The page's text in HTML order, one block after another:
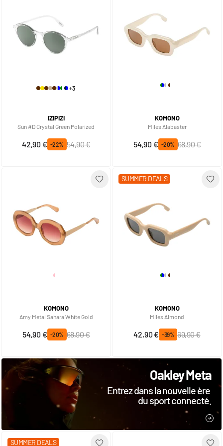
+3
IZIPIZI
Sun #D Crystal Green Polarized
Prix spécial
42,90 € -22%
Prix normal
54,90 €
KOMONO
Miles Alabaster
Prix spécial
54,90 € -20%
Prix normal
68,90 €
KOMONO
Amy Metal Sahara White Gold
Prix spécial
54,90 € -20%
Prix normal
68,90 €
SUMMER DEALS
KOMONO
Miles Almond
Prix spécial
42,90 € -39%
Prix normal
69,90 €
Oakley Meta
Entrez dans la nouvelle ère
du sport connecté.
JE
SUMMER DEALS